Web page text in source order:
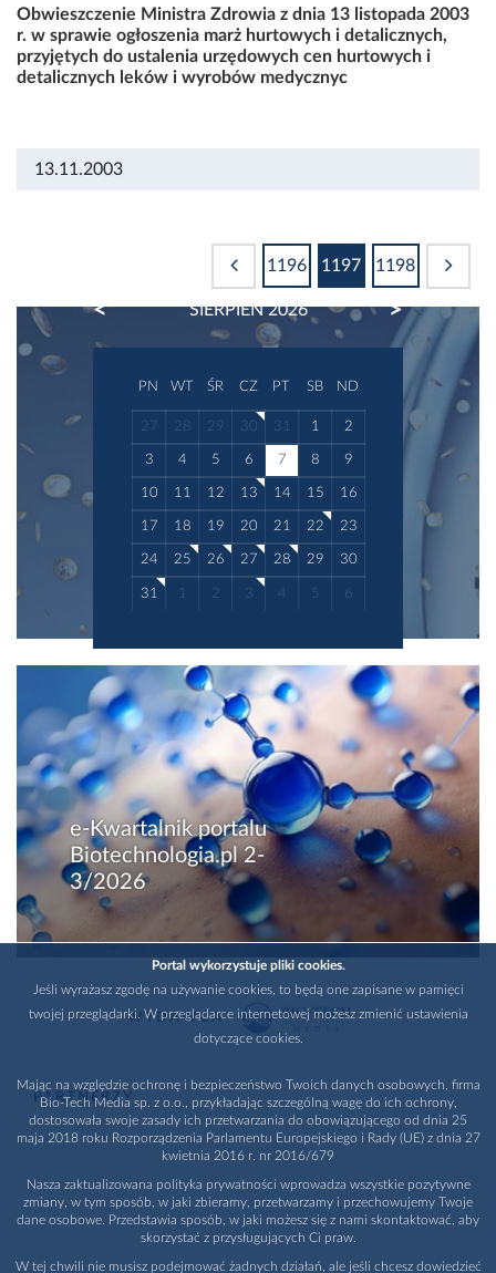
Obwieszczenie Ministra Zdrowia z dnia 13 listopada 2003
r. w sprawie ogłoszenia marż hurtowych i detalicznych,
przyjętych do ustalenia urzędowych cen hurtowych i
detalicznych leków i wyrobów medycznyc
13.11.2003
1196 1197 1198
SIERPIEŃ 2026
PREVIOUS NEXT
PN WT ŚR CZ PT SB ND
27 28 29 30 31 1 2
3 4 5 6 7 8 9
10 11 12 13 14 15 16
17 18 19 20 21 22 23
24 25 26 27 28 29 30
31 1 2 3 4 5 6
e-Kwartalnik portalu
Biotechnologia.pl 2-
3/2026
WYDAWCA
PARTNERZY
Portal wykorzystuje pliki cookies.
Jeśli wyrażasz zgodę na używanie cookies, to będą one zapisane w pamięci
twojej przeglądarki. W przeglądarce internetowej możesz zmienić ustawienia
dotyczące cookies.
Mając na względzie ochronę i bezpieczeństwo Twoich danych osobowych, firma
Bio-Tech Media sp. z o.o., przykładając szczególną wagę do ich ochrony,
dostosowała swoje zasady ich przetwarzania do obowiązującego od dnia 25
maja 2018 roku Rozporządzenia Parlamentu Europejskiego i Rady (UE) z dnia 27
kwietnia 2016 r. nr 2016/679
Nasza zaktualizowana polityka prywatności wprowadza wszystkie pozytywne
zmiany, w tym sposób, w jaki zbieramy, przetwarzamy i przechowujemy Twoje
dane osobowe. Przedstawia sposób, w jaki możesz się z nami skontaktować, aby
skorzystać z przysługujących Ci praw.
W tej chwili nie musisz podejmować żadnych działań, ale jeśli chcesz dowiedzieć